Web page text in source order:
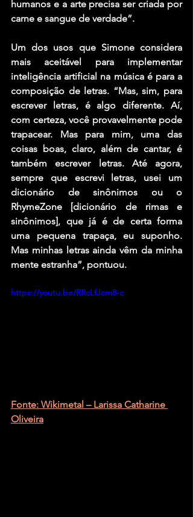
humanos e a arte precisa ser criada por
carne e sangue de verdade”.
Um dos usos que Simone considera
mais aceitável para implementar
inteligência artificial na música é para a
composição de letras. “Mas, sim, para
escrever letras, é algo diferente. Aí,
com certeza, você provavelmente pode
trapacear. Mas para mim, uma das
coisas boas, claro, além de cantar, é
também escrever letras. Até agora,
sempre que escrevi letras, usei um
dicionário de sinônimos ou o
RhymeZone [dicionário de rimas e
sinônimos], que já é de certa forma
uma pequena trapaça, eu suponho.
Mas minhas letras ainda vêm da minha
mente estranha”, pontuou.
https://youtu.be/RRcLfJcm8-c
Fonte: Wikimetal – Larissa Catharine
Oliveira